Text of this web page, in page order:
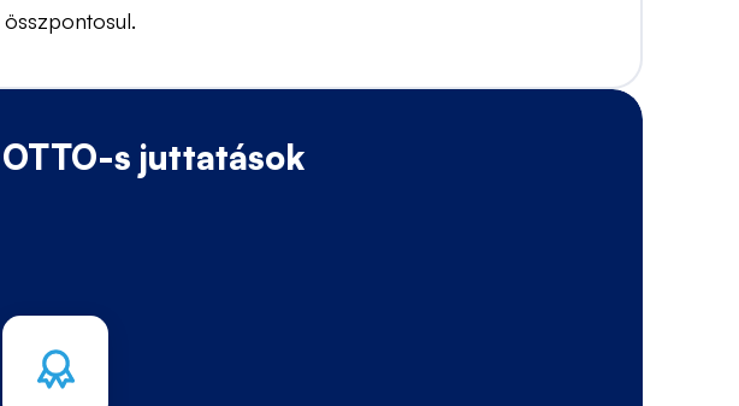
összpontosul.
OTTO-s juttatások